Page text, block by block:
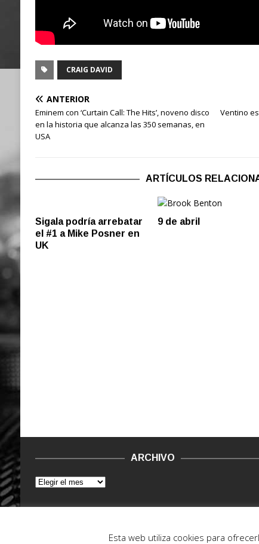
CRAIG DAVID
ANTERIOR
Eminem con ‘Curtain Call: The Hits’, noveno disco
en la historia que alcanza las 350 semanas, en
USA
Ventino
ARTÍCULOS
Sigala podría arrebatar
el #1 a Mike Posner en
UK
9 de abril
ARCHIVO
Esta web utiliza cookies para